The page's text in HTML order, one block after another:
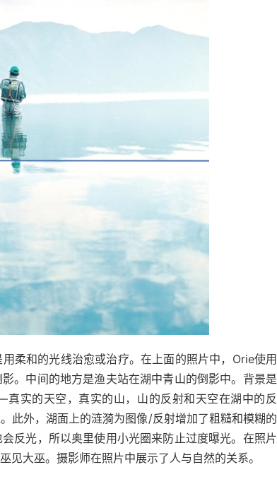
柔和的光线治愈或治疗。在上面的照片中，Orie使用
。 中间的地方是渔夫站在湖中青山的倒影中。 背景是
实的天空，真实的山，山的反射和天空在湖中的反
此外，湖面上的涟漪为图像/反射增加了粗糙和模糊的
反光，所以奥里使用小光圈来防止过度曝光。在照片
大巫。摄影师在照片中展示了人与自然的关系。